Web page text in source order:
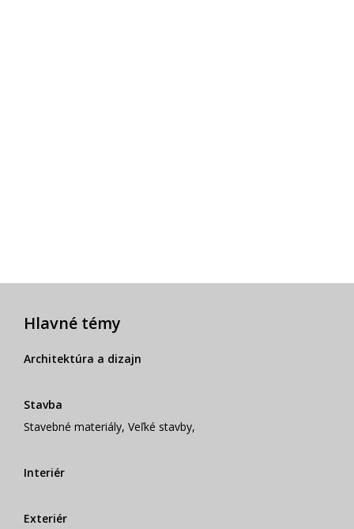
Hlavné témy
Architektúra a dizajn
Stavba
Stavebné materiály, Veľké stavby,
Interiér
Exteriér